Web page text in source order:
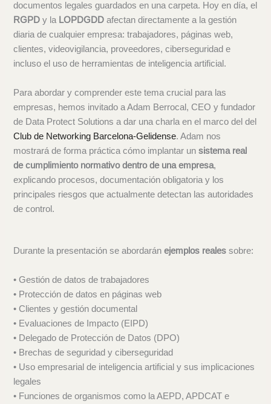
documentos legales guardados en una carpeta. Hoy en día, el
RGPD y la LOPDGDD afectan directamente a la gestión
diaria de cualquier empresa: trabajadores, páginas web,
clientes, videovigilancia, proveedores, ciberseguridad e
incluso el uso de herramientas de inteligencia artificial.
Para abordar y comprender este tema crucial para las
empresas, hemos invitado a Adam Berrocal, CEO y fundador
de Data Protect Solutions a dar una charla en el marco del del
Club de Networking Barcelona-Gelidense. Adam nos
mostrará de forma práctica cómo implantar unsistema real
de cumplimiento normativo dentro de una empresa,
explicando procesos, documentación obligatoria y los
principales riesgos que actualmente detectan las autoridades
de control.
Durante la presentación se abordarán ejemplos reales sobre:
• Gestión de datos de trabajadores
• Protección de datos en páginas web
• Clientes y gestión documental
• Evaluaciones de Impacto (EIPD)
• Delegado de Protección de Datos (DPO)
• Brechas de seguridad y ciberseguridad
• Uso empresarial de inteligencia artificial y sus implicaciones
legales
• Funciones de organismos como la AEPD, APDCAT e